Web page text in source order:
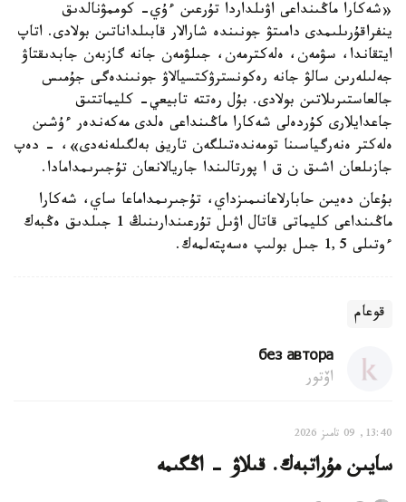
«شەكارا ماڭىنداعى اۋىلداردا تۇرعىن ءۇي- كوممۋنالدىق
ينفراقۇرىلىمدى دامىتۋ جونىندە شارالار قابىلداناتىن بولادى. اتاپ
ايتقاندا، سۋمەن، ەلەكترمەن، جىلۋمەن جانە گازبەن جابدىقتاۋ
جەلىلەرىن سالۋ جانە رەكونسترۋكتسيالاۋ جونىندەگى جۇمىس
جالعاستىرىلاتىن بولادى. بۇل رەتتە تابيعي- كليماتتىق
جاعدايلارى كۇردەلى شەكارا ماڭىنداعى ەلدى مەكەندەر ءۇشىن
ەلەكتر ەنەرگياسىنا تومەندەتىلگەن تاريف بەلگىلەنەدى»، - دەپ
جازىلعان اشىق ن ق ا پورتالىندا جاريالانعان تۇجىرىمدامادا.
بۇعان دەيىن حابارلاعانىمىزداي، تۇجىرىمداماعا ساي، شەكارا
ماڭىنداعى كليماتى قاتال اۋىل تۇرعىندارىنىڭ 1 جىلدىق ەڭبەك
ءوتىلى 1,5 جىل بولىپ ەسەپتەلمەك.
قوعام
без автора
اۆتور
13:40, 09 تامىز 2026
سايىن مۇراتبەك. قىلاۋ - اڭگىمە